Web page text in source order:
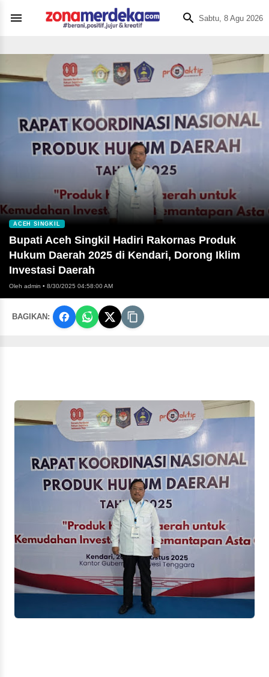
Sabtu, 8 Agu 2026
ACEH SINGKIL
Bupati Aceh Singkil Hadiri Rakornas Produk
Hukum Daerah 2025 di Kendari, Dorong Iklim
Investasi Daerah
Oleh admin • 8/30/2025 04:58:00 AM
BAGIKAN: